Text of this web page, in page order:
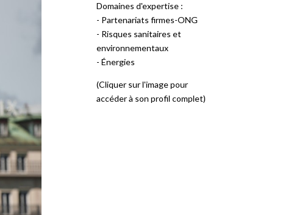
Domaines d'expertise :
- Partenariats firmes-ONG
- Risques sanitaires et
environnementaux
- Énergies
(Cliquer sur l'image pour
accéder à son profil complet)